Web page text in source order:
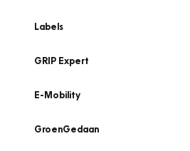
Labels
GRIP Expert
E-Mobility
GroenGedaan